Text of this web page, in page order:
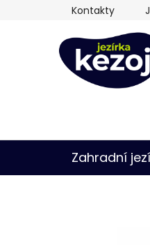
Kontakty
Zahradní